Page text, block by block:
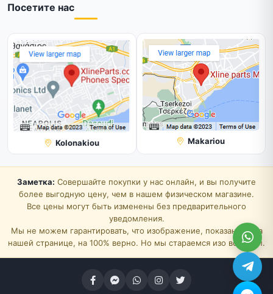
Посетите нас
Kolonakiou Makariou
Заметка: Совершайте покупки у нас онлайн, и вы получите
более выгодную цену, чем в нашем физическом магазине.
Все цены могут быть изменены без предварительного
уведомления.
Мы не можем гарантировать, что изображение, показанное на
нашей странице, на 100% верно. Но мы стараемся изо всех сил.